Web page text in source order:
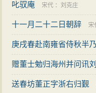
叱驭庵 宋代 ：刘克庄
十一月二十二日朝辞 宋
庚戌春赴南雍省侍秋半
此下十章 其八 过芜湖
赠董士勉归海州并问讯
送春坊董正字浙右归觐